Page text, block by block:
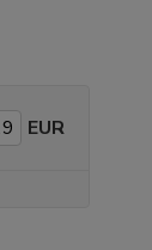
EUR